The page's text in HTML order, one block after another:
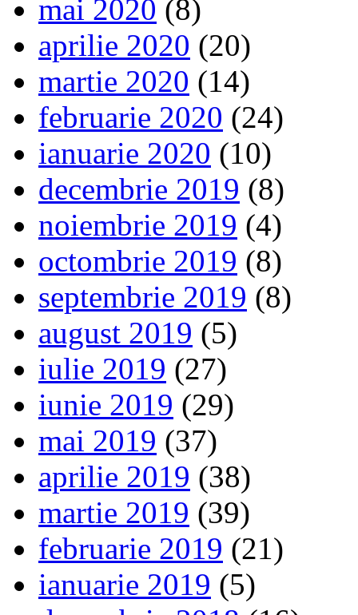
mai 2020 (8)
aprilie 2020 (20)
martie 2020 (14)
februarie 2020 (24)
ianuarie 2020 (10)
decembrie 2019 (8)
noiembrie 2019 (4)
octombrie 2019 (8)
septembrie 2019 (8)
august 2019 (5)
iulie 2019 (27)
iunie 2019 (29)
mai 2019 (37)
aprilie 2019 (38)
martie 2019 (39)
februarie 2019 (21)
ianuarie 2019 (5)